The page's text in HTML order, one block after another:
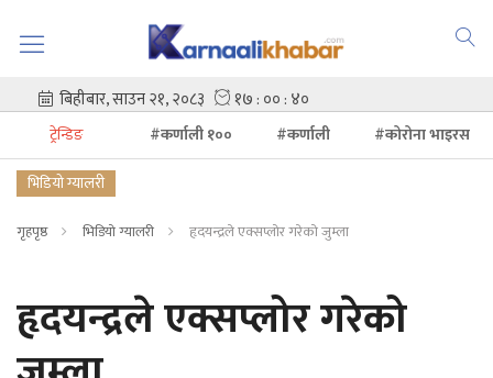
ट्रेन्डिङ #कर्णाली १०० #कर्णाली
#कोरोना भाइरस
भिडियो ग्यालरी
गृहपृष्ठ भिडियो ग्यालरी हृदयन्द्रले एक्सप्लोर गरेको जुम्ला
हृदयन्द्रले एक्सप्लोर गरेको